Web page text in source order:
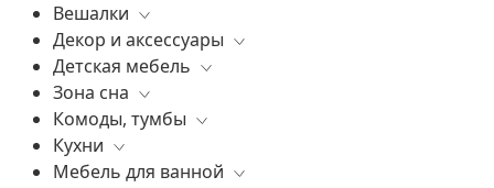
Вешалки
Все
Декор и аксессуары
Все
Вазы
Элитные зеркала
Ковры
Статуэтки
Детская мебель
Все
Комоды, тумбы
Зеркала
Освещение
Зона сна
Все
Постельное белье
Матрасы
Комоды, тумбы
Все
Бары
Кухни
Все
Мебель для ванной